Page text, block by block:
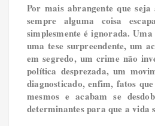
Por mais abrangente que
sempre alguma coisa
simplesmente é ignorada.
uma tese surpreendente, um
em segredo, um crime não
política desprezada, um
diagnosticado, enfim, fatos
mesmos e acabam se
determinantes para que a vida